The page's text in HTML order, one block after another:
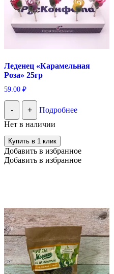
Леденец «Карамельная
Роза» 25гр
59.00 ₽
- +
Подробнее
Нет в наличии
Купить в 1 клик
Добавить в избранное
Добавить в избранное